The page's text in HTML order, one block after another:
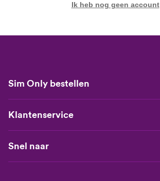
Ik heb nog geen account
Sim Only bestellen
Klantenservice
Snel naar